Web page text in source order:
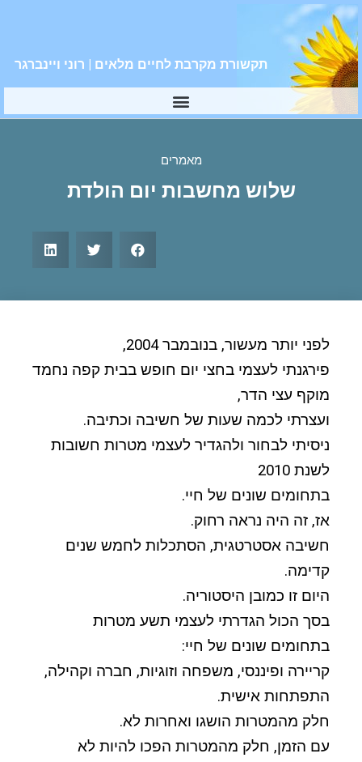
תקשורת מקרבת לחיים מלאים | רוני ויינברגר
מאמרים
שלוש מחשבות יום הולדת
לפני יותר מעשור, בנובמבר 2004,
פירגנתי לעצמי בחצי יום חופש בבית קפה נחמד
מוקף עצי הדר,
ועצרתי לכמה שעות של חשיבה וכתיבה.
ניסיתי לבחור ולהגדיר לעצמי מטרות חשובות
לשנת 2010
בתחומים שונים של חיי.
אז, זה היה נראה רחוק.
חשיבה אסטרטגית, הסתכלות לחמש שנים
קדימה.
היום זו כמובן היסטוריה.
בסך הכול הגדרתי לעצמי תשע מטרות
בתחומים שונים של חיי:
קריירה ופיננסי, משפחה וזוגיות, חברה וקהילה,
התפתחות אישית.
חלק מהמטרות הושגו ואחרות לא.
עם הזמן, חלק מהמטרות הפכו להיות לא